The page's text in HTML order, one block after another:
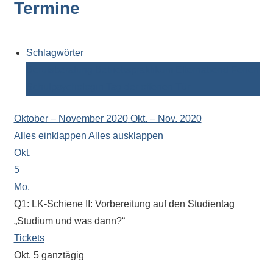
Kontaktdaten,
Zusammensetzung
oder
zur
Ausstattung
der
wir
versuchen
auf
alle
Fragen
Termine
Schlagwörter
Oktober – November 2020 Okt. – Nov. 2020
Alles einklappen Alles ausklappen
Okt.
5
Mo.
Q1: LK-Schiene II: Vorbereitung auf den Studientag
„Studium und was dann?“
Tickets
Okt. 5 ganztägig